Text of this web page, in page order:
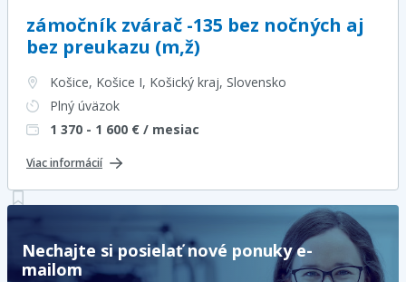
zámočník zvárač -135 bez nočných aj
bez preukazu (m,ž)
Košice, Košice I, Košický kraj, Slovensko
Plný úväzok
1 370 - 1 600 € / mesiac
Viac informácií
Nechajte si posielať nové ponuky e-
mailom